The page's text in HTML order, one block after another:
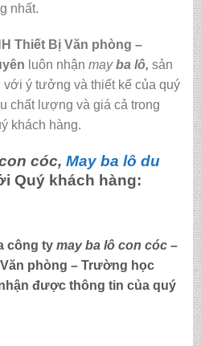
nhất.
Thiết Bị Văn phòng –
luôn nhận mayba lô, sản
với ý tưởng và thiết kế của quý
chất lượng và giá cả trong
khách hàng.
cóc, May ba lô du
Quý khách hàng:
công tymayba lô con cóc –
phòng – Trường học
được thông tin của quý